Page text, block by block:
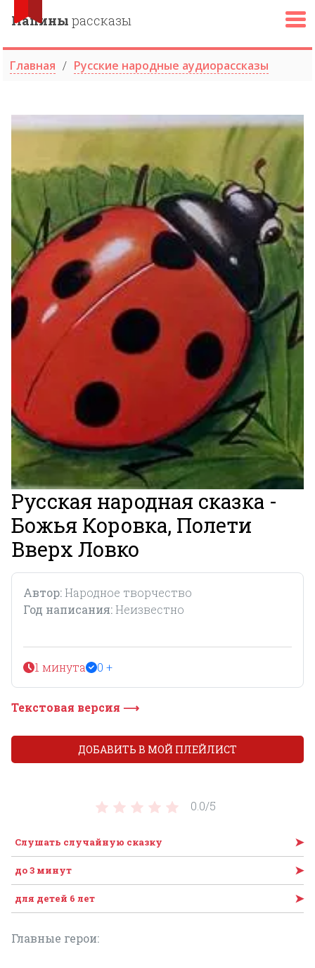
Папины рассказы
Главная Русские народные аудиорассказы
Русская народная сказка -
Божья Коровка, Полети
Вверх Ловко
Автор:Народное творчество
Год написания:Неизвестно
1 минута 0 +
Текстовая версия ⟶
0.0/5
Слушать случайную сказку ➤
до 3 минут ➤
для детей 6 лет ➤
Главные герои:
ДОБАВИТЬ В МОЙ ПЛЕЙЛИСТ